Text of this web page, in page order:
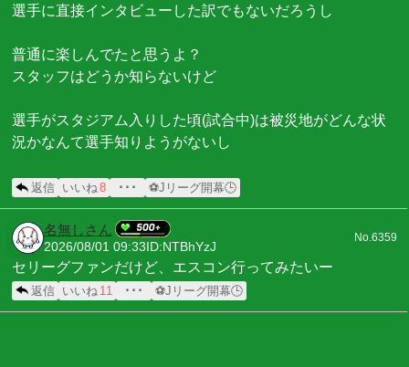
選手に直接インタビューした訳でもないだろうし
普通に楽しんでたと思うよ？
スタッフはどうか知らないけど
選手がスタジアム入りした頃(試合中)は被災地がどんな状
況かなんて選手知りようがないし
返信 いいね 8 ･･･ ⚽Jリーグ開幕🕒
名無しさん
2026/08/01 09:33ID:NTBhYzJ
No.6359
セリーグファンだけど、エスコン行ってみたいー
返信 いいね 11 ･･･ ⚽Jリーグ開幕🕒